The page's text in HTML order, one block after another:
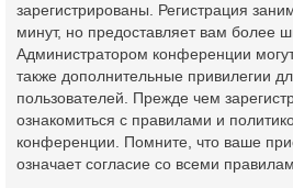
зарегистрированы. Регистрация
минут, но предоставляет вам более
Администратором конференции
также дополнительные привилегии
пользователей. Прежде чем
ознакомиться с правилами и
конференции. Помните, что ваше
означает согласие со всеми